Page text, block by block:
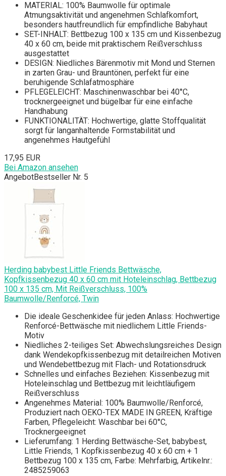
MATERIAL: 100% Baumwolle für optimale
Atmungsaktivität und angenehmen Schlafkomfort,
besonders hautfreundlich für empfindliche Babyhaut
SET-INHALT: Bettbezug 100 x 135 cm und Kissenbezug
40 x 60 cm, beide mit praktischem Reißverschluss
ausgestattet
DESIGN: Niedliches Bärenmotiv mit Mond und Sternen
in zarten Grau- und Brauntönen, perfekt für eine
beruhigende Schlafatmosphäre
PFLEGELEICHT: Maschinenwaschbar bei 40°C,
trocknergeeignet und bügelbar für eine einfache
Handhabung
FUNKTIONALITÄT: Hochwertige, glatte Stoffqualität
sorgt für langanhaltende Formstabilität und
angenehmes Hautgefühl
17,95 EUR
Bei Amazon ansehen
AngebotBestseller Nr. 5
Herding babybest Little Friends Bettwäsche,
Kopfkissenbezug 40 x 60 cm mit Hoteleinschlag, Bettbezug
100 x 135 cm, Mit Reißverschluss, 100%
Baumwolle/Renforcé, Twin
Die ideale Geschenkidee für jeden Anlass: Hochwertige
Renforcé-Bettwäsche mit niedlichem Little Friends-
Motiv
Niedliches 2-teiliges Set: Abwechslungsreiches Design
dank Wendekopfkissenbezug mit detailreichen Motiven
und Wendebettbezug mit Flach- und Rotationsdruck
Schnelles und einfaches Beziehen: Kissenbezug mit
Hoteleinschlag und Bettbezug mit leichtläufigem
Reißverschluss
Angenehmes Material: 100% Baumwolle/Renforcé,
Produziert nach OEKO-TEX MADE IN GREEN, Kräftige
Farben, Pflegeleicht: Waschbar bei 60°C,
Trocknergeeignet
Lieferumfang: 1 Herding Bettwäsche-Set, babybest,
Little Friends, 1 Kopfkissenbezug 40 x 60 cm + 1
Bettbezug 100 x 135 cm, Farbe: Mehrfarbig, Artikelnr.:
2485259063